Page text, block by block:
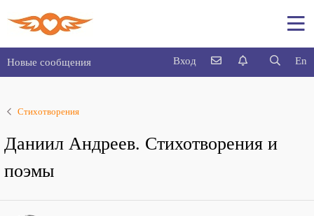
Новые сообщения En
Вход
Стихотворения
Даниил Андреев. Стихотворения и
поэмы